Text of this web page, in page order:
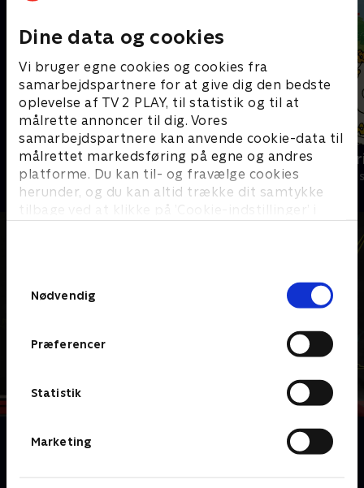
Dine data og cookies
Vi bruger egne cookies og cookies fra
samarbejdspartnere for at give dig den bedste
oplevelse af TV 2 PLAY, til statistik og til at
målrette annoncer til dig. Vores
samarbejdspartnere kan anvende cookie-data til
målrettet markedsføring på egne og andres
platforme. Du kan til- og fravælge cookies
herunder, og du kan altid trække dit samtykke
tilbage ved at klikke på ’Cookie-indstillinger’ i
Nødvendig
Præferencer
Statistik
Marketing
Nuts Nuts Nuts
Børneserier • 1 sæsoner
Mira og
Børneserier • 1
Om School of Rock